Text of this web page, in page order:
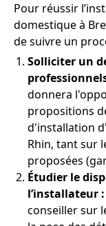
Pour réussir
domestique à
de suivre un
Solliciter un
donnera
propositions
d'installation
Rhin, tant sur
proposées
Étudier le
l’installateur :
conseiller sur